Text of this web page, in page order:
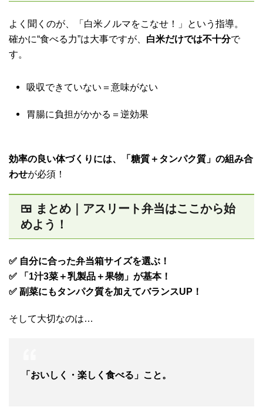
よく聞くのが、「白米ノルマをこなせ！」という指導。
確かに“食べる力”は大事ですが、 白米だけでは不十分で
す。
吸収できていない＝意味がない
胃腸に負担がかかる＝逆効果
効率の良い体づくりには、「糖質＋タンパク質」の組み合
わせが必須！
🍱 まとめ｜アスリート弁当はここから始
めよう！
✅ 自分に合った弁当箱サイズを選ぶ！
✅ 「1汁3菜＋乳製品＋果物」が基本！
✅ 副菜にもタンパク質を加えてバランスUP！
そして大切なのは…
「おいしく・楽しく食べる」こと。